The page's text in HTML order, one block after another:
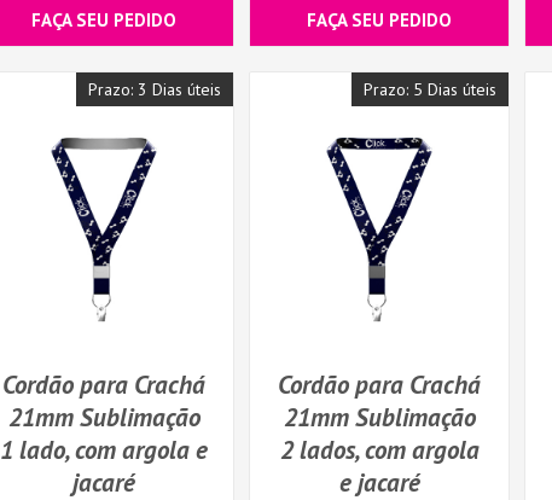
FAÇA SEU PEDIDO FAÇA SEU PEDIDO
Prazo: 3 Dias úteis
Cordão para Crachá
21mm Sublimação
1 lado, com argola e
jacaré
Prazo: 5 Dias úteis
Cordão para Crachá
21mm Sublimação
2 lados, com argola
e jacaré